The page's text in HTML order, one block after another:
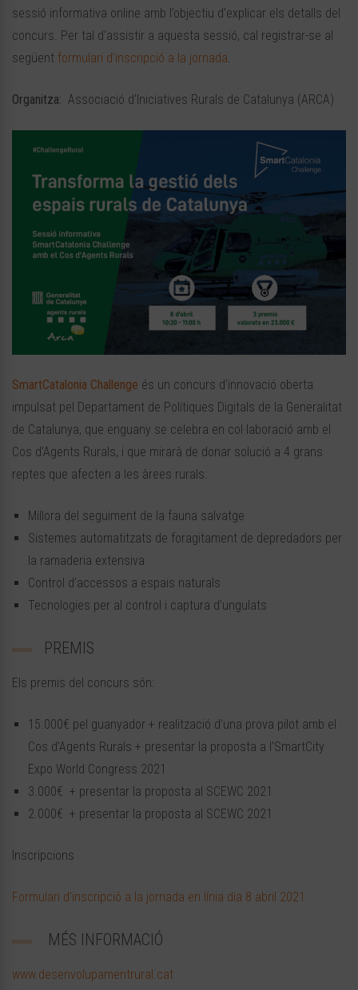
sessió informativa online amb l’objectiu d’explicar els detalls del
concurs. Per tal d’assistir a aquesta sessió, cal registrar-se al
següent formulari d’inscripció a la jornada.
Organitza: Associació d’Iniciatives Rurals de Catalunya (ARCA)
SmartCatalonia Challenge és un concurs d’innovació oberta
impulsat pel Departament de Polítiques Digitals de la Generalitat
de Catalunya, que enguany se celebra en col·laboració amb el
Cos d’Agents Rurals, i que mirarà de donar solució a 4 grans
reptes que afecten a les àrees rurals:
Millora del seguiment de la fauna salvatge
Sistemes automatitzats de foragitament de depredadors per
la ramaderia extensiva
Control d’accessos a espais naturals
Tecnologies per al control i captura d’ungulats
PREMIS
Els premis del concurs són:
15.000€ pel guanyador + realització d’una prova pilot amb el
Cos d’Agents Rurals + presentar la proposta a l’SmartCity
Expo World Congress 2021
3.000€ + presentar la proposta al SCEWC 2021
2.000€ + presentar la proposta al SCEWC 2021
Inscripcions
Formulari d’inscripció a la jornada en línia dia 8 abril 2021
MÉS INFORMACIÓ
www.desenvolupamentrural.cat